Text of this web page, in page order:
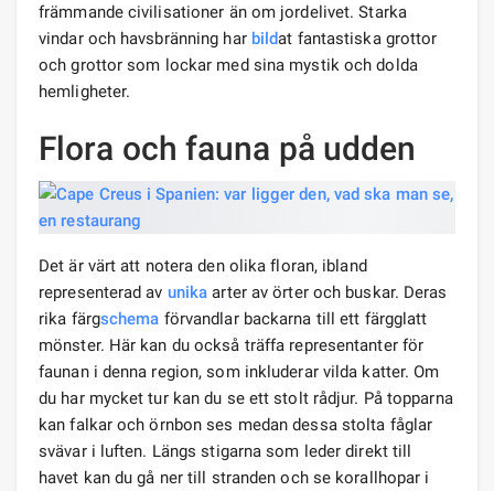
främmande civilisationer än om jordelivet. Starka
vindar och havsbränning har bildat fantastiska grottor
och grottor som lockar med sina mystik och dolda
hemligheter.
Flora och fauna på udden
Det är värt att notera den olika floran, ibland
representerad av unika arter av örter och buskar. Deras
rika färgschema förvandlar backarna till ett färgglatt
mönster. Här kan du också träffa representanter för
faunan i denna region, som inkluderar vilda katter. Om
du har mycket tur kan du se ett stolt rådjur. På topparna
kan falkar och örnbon ses medan dessa stolta fåglar
svävar i luften. Längs stigarna som leder direkt till
havet kan du gå ner till stranden och se korallhopar i